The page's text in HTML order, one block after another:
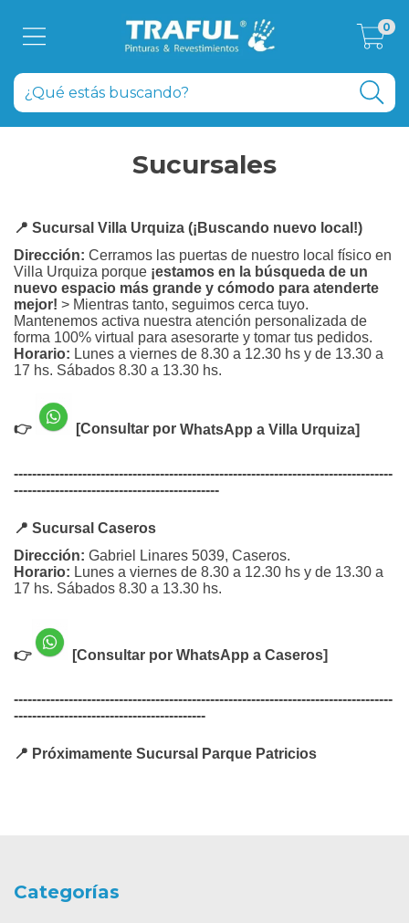
0
Sucursales
📍 Sucursal Villa Urquiza (¡Buscando nuevo local!)
Dirección: Cerramos las puertas de nuestro local físico en
Villa Urquiza porque ¡estamos en la búsqueda de un
nuevo espacio más grande y cómodo para atenderte
mejor! > Mientras tanto, seguimos cerca tuyo.
Mantenemos activa nuestra atención personalizada de
forma 100% virtual para asesorarte y tomar tus pedidos.
Horario: Lunes a viernes de 8.30 a 12.30 hs y de 13.30 a
17 hs. Sábados 8.30 a 13.30 hs.
👉 [Consultar por WhatsApp a Villa Urquiza]
-----------------------------------------------------------------------------------
---------------------------------------------
📍 Sucursal Caseros
Dirección: Gabriel Linares 5039, Caseros.
Horario: Lunes a viernes de 8.30 a 12.30 hs y de 13.30 a
17 hs. Sábados 8.30 a 13.30 hs.
👉 [Consultar por WhatsApp a Caseros]
-----------------------------------------------------------------------------------
------------------------------------------
📍 Próximamente Sucursal Parque Patricios
Categorías